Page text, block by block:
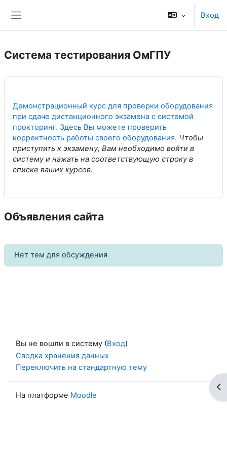
Вход
Система тестирования ОмГПУ
Демонстрационный курс для проверки оборудования
при сдаче дистанционного экзамена с системой
прокторинг. Здесь Вы можете проверить
корректность работы своего оборудования. Чтобы
приступить к экзамену, Вам необходимо войти в
систему и нажать на соответствующую строку в
списке ваших курсов.
Объявления сайта
Нет тем для обсуждения
Вы не вошли в систему (Вход)
Сводка хранения данных
Переключить на стандартную тему
На платформе Moodle